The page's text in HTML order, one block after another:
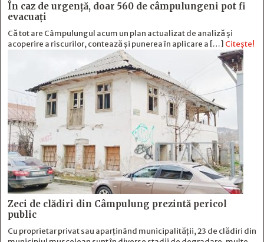
În caz de urgență, doar 560 de câmpulungeni pot fi
evacuați
Că tot are Câmpulungul acum un plan actualizat de analiză și
acoperire a riscurilor, contează și punerea în aplicare a […] Citește!
Zeci de clădiri din Câmpulung prezintă pericol
public
Cu proprietar privat sau aparținând municipalității, 23 de clădiri din